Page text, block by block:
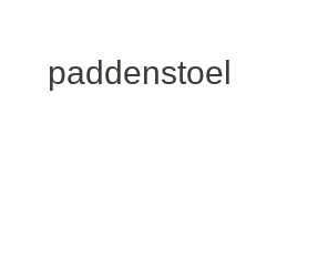
paddenstoel